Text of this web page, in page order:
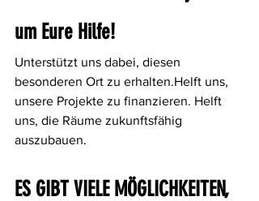
um Eure Hilfe!
Unterstützt uns dabei, diesen
besonderen Ort zu erhalten.Helft uns,
unsere Projekte zu finanzieren. Helft
uns, die Räume zukunftsfähig
auszubauen.
ES GIBT VIELE MÖGLICHKEITEN,